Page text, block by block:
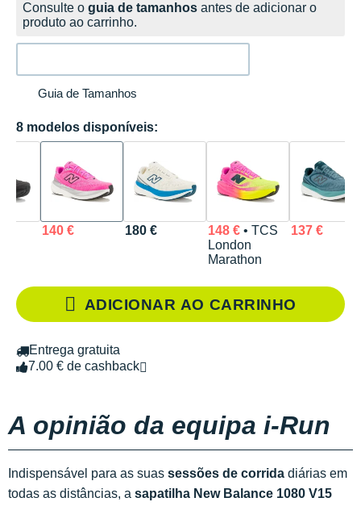
Consulte o guia de tamanhos antes de adicionar o
produto ao carrinho.
Guia de Tamanhos
8 modelos disponíveis:
140 € 180 € 148 €• TCS
London
Marathon
137 €
ADICIONAR AO CARRINHO
Entrega gratuita
7.00 € de cashback
A opinião da equipa i-Run
Indispensável para as suas sessões de corrida diárias em
todas as distâncias, a sapatilha New Balance 1080 V15